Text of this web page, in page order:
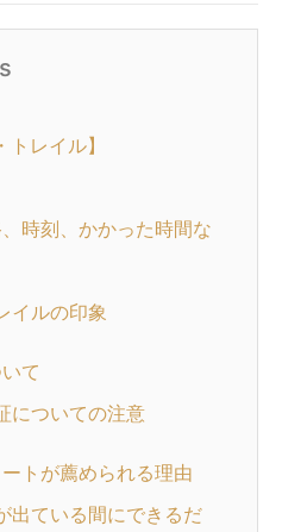
トレイル】
時刻、かかった時間な
イルの印象
て
についての注意
トが薦められる理由
出ている間にできるだ